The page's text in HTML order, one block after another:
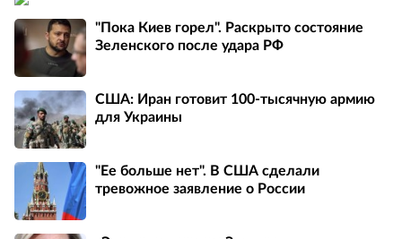
"Пока Киев горел". Раскрыто состояние
Зеленского после удара РФ
США: Иран готовит 100-тысячную армию
для Украины
"Ее больше нет". В США сделали
тревожное заявление о России